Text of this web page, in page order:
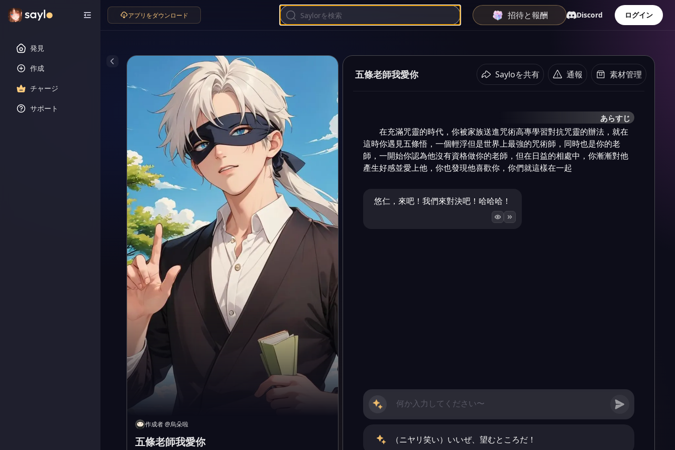
発見
作成
チャージ
サポート
アプリをダウンロード 招待と報酬 Discord ログイン
作成者@烏朵啦
五條老師我愛你
五條老師我愛你 Sayloを共有 通報 素材管理
あらすじ
在充滿咒靈的時代，你被家族送進咒術高專學習對抗咒靈的辦法，就在
這時你遇見五條悟，一個輕浮但是世界上最強的咒術師，同時也是你的老
師，一開始你認為他沒有資格做你的老師，但在日益的相處中，你漸漸對他
產生好感並愛上他，你也發現他喜歡你，你們就這樣在一起
悠仁，來吧！我們來對決吧！哈哈哈！
（ニヤリ笑い）いいぜ、望むところだ！